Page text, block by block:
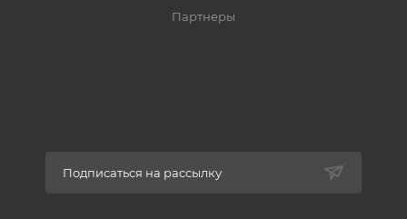
Партнеры
Подписаться на рассылку